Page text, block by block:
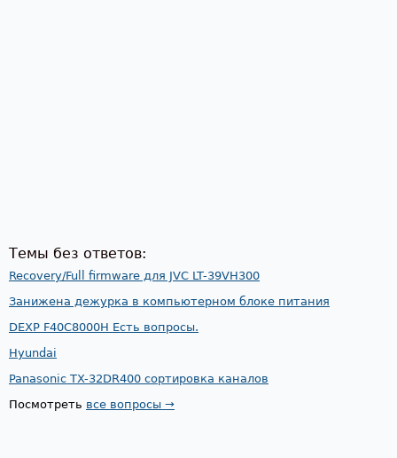
Темы без ответов:
Recovery/Full firmware для JVC LT-39VH300
Занижена дежурка в компьютерном блоке питания
DEXP F40C8000H Есть вопросы.
Hyundai
Panasonic TX-32DR400 сортировка каналов
Посмотреть все вопросы →